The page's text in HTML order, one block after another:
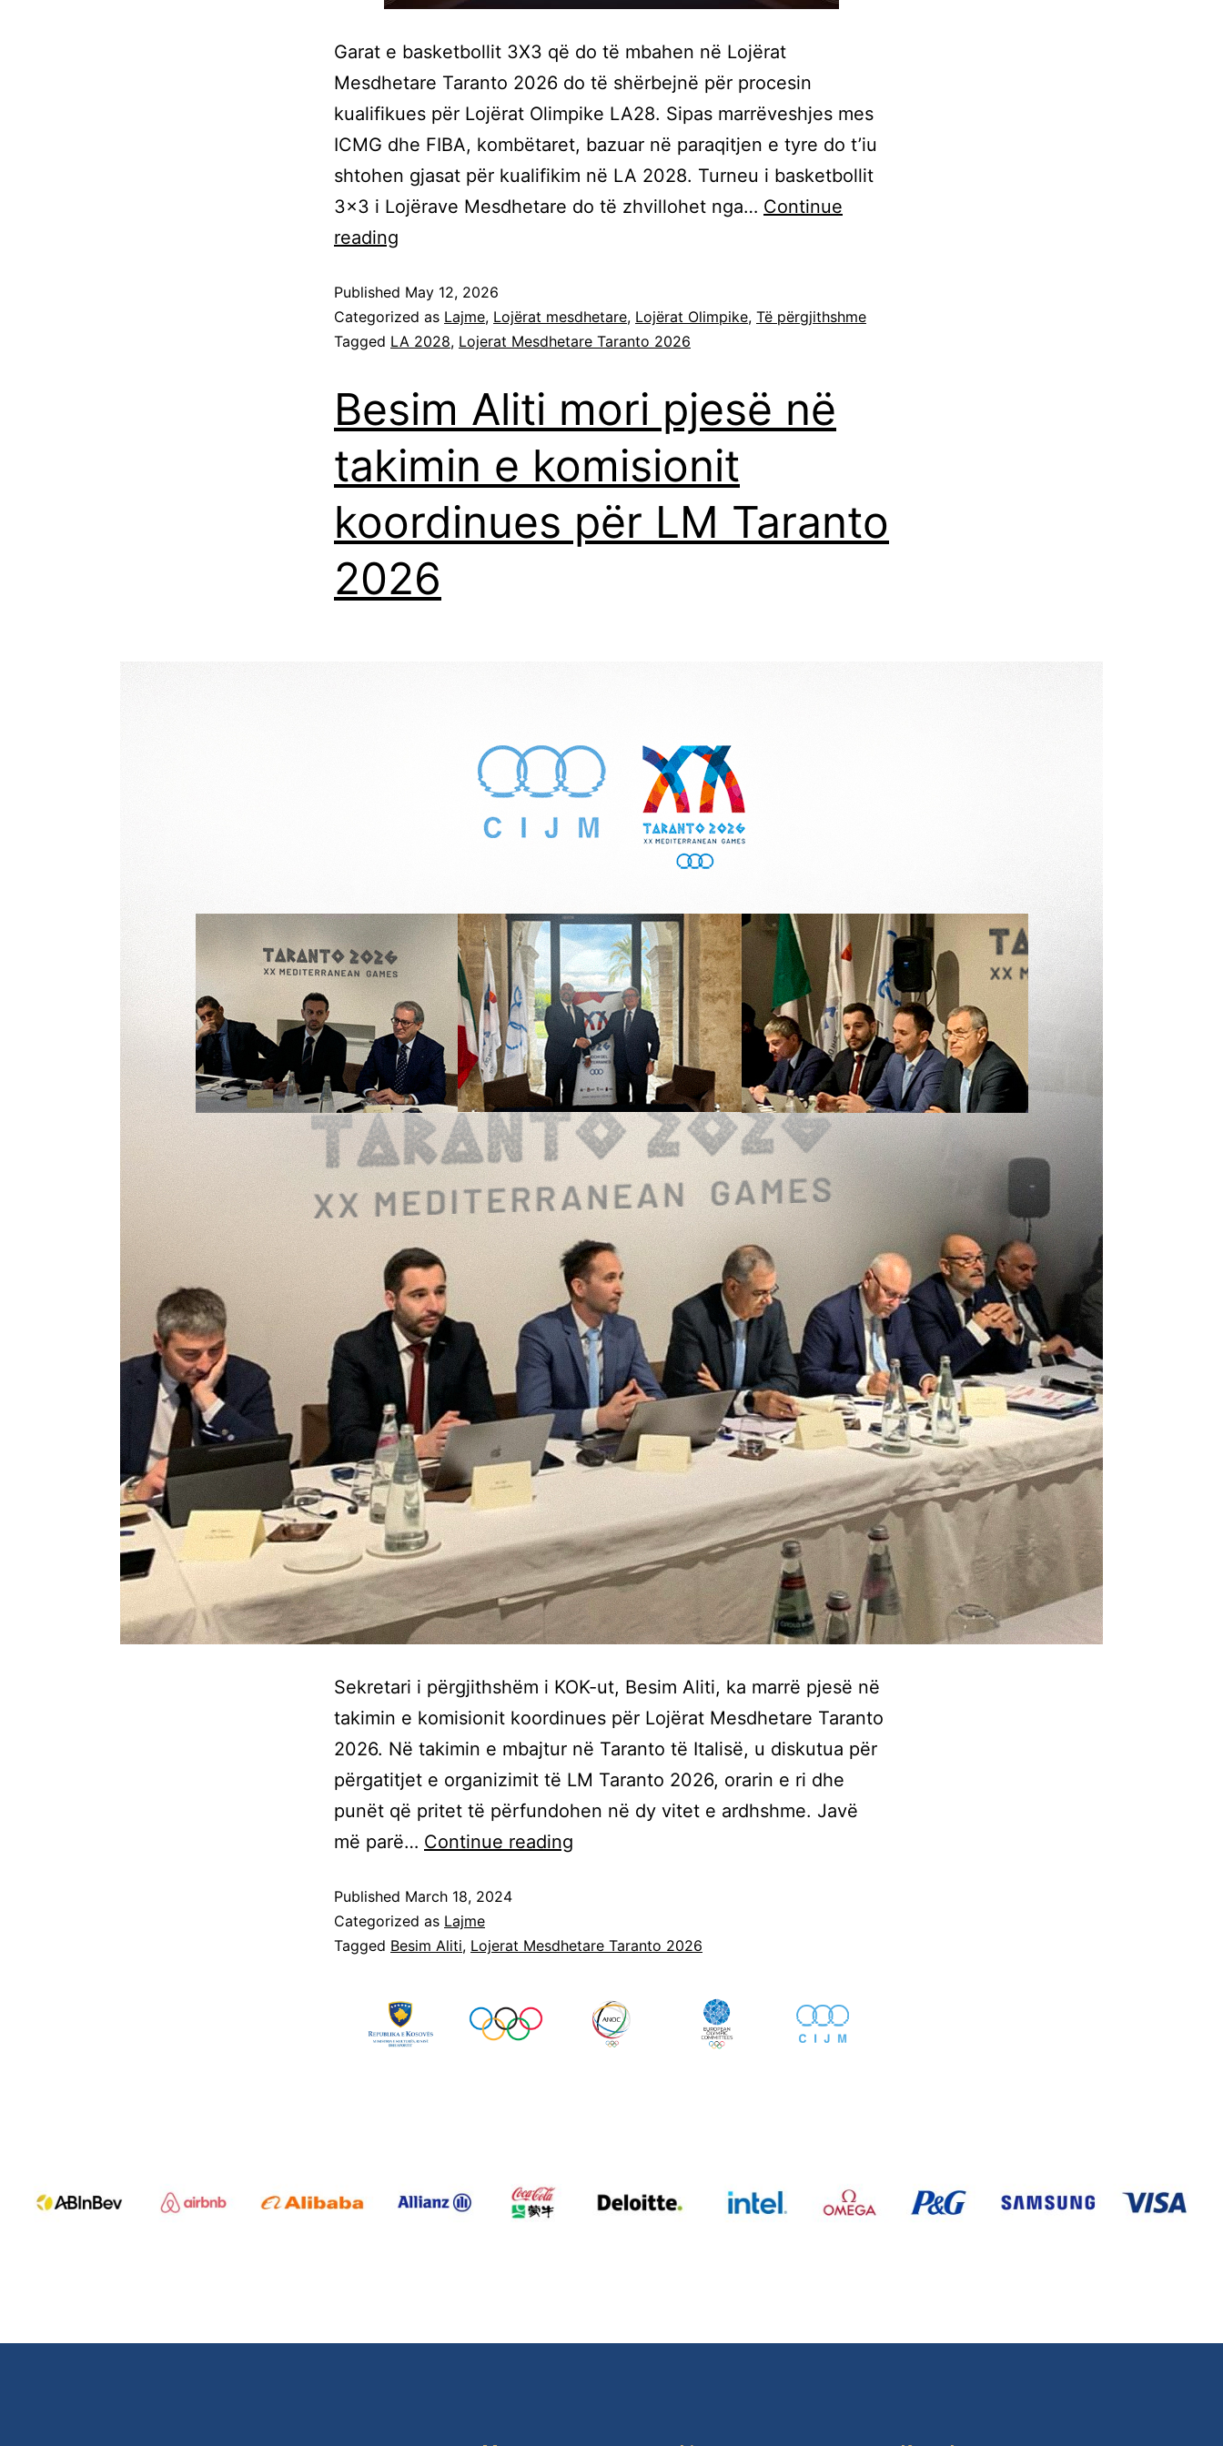
Garat e basketbollit 3X3 që do të mbahen në Lojërat
Mesdhetare Taranto 2026 do të shërbejnë për procesin
kualifikues për Lojërat Olimpike LA28. Sipas marrëveshjes mes
ICMG dhe FIBA, kombëtaret, bazuar në paraqitjen e tyre do t’iu
shtohen gjasat për kualifikim në LA 2028. Turneu i basketbollit
3×3 i Lojërave Mesdhetare do të zhvillohet nga… Continue
reading
Published May 12, 2026
Categorized as Lajme, Lojërat mesdhetare, Lojërat Olimpike, Të përgjithshme
Tagged LA 2028, Lojerat Mesdhetare Taranto 2026
Besim Aliti mori pjesë në
takimin e komisionit
koordinues për LM Taranto
2026
Sekretari i përgjithshëm i KOK-ut, Besim Aliti, ka marrë pjesë në
takimin e komisionit koordinues për Lojërat Mesdhetare Taranto
2026. Në takimin e mbajtur në Taranto të Italisë, u diskutua për
përgatitjet e organizimit të LM Taranto 2026, orarin e ri dhe
punët që pritet të përfundohen në dy vitet e ardhshme. Javë
më parë… Continue reading
Published March 18, 2024
Categorized as Lajme
Tagged Besim Aliti, Lojerat Mesdhetare Taranto 2026